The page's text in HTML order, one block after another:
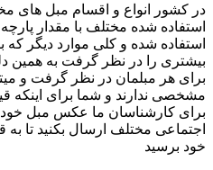
در کشور انواع و اقسام مبل های
استفاده شده مختلف با مقدار
استفاده شده و کلی موارد دیگر که
بیشتری را در نظر گرفت به همین
برای هر مبلمان در نظر گرفت و
مشخصی ندارند و شما برای اینکه
برای کارشناسان ما عکس مبل خود
اجتماعی مختلف ارسال بکنید تا
خود برسید